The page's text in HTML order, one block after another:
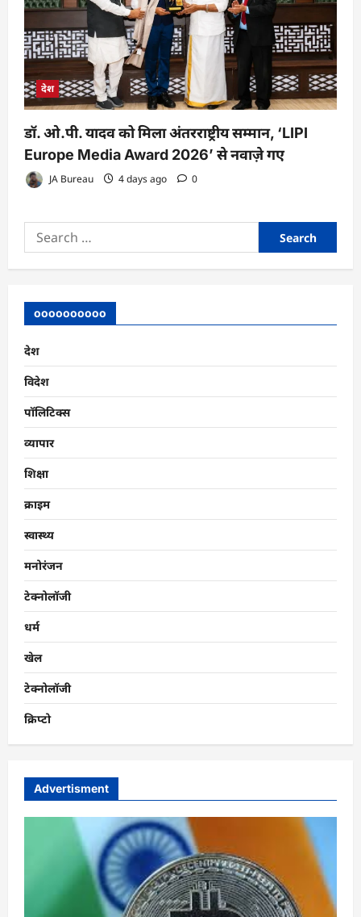
देश
डॉ. ओ.पी. यादव को मिला अंतरराष्ट्रीय सम्मान, ‘LIPI
Europe Media Award 2026’ से नवाज़े गए
JA Bureau 4 days ago 0
Search
for:
oooooooooo
देश
विदेश
पॉलिटिक्स
व्यापार
शिक्षा
क्राइम
स्वास्थ्य
मनोरंजन
टेक्नोलॉजी
धर्म
खेल
टेक्नोलॉजी
क्रिप्टो
Advertisment